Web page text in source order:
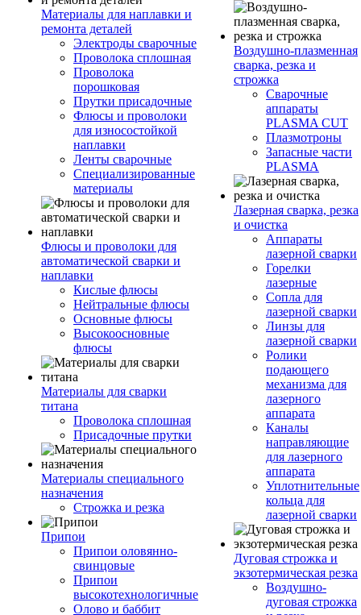
Материалы для наплавки и
ремонта деталей
Электроды сварочные
Проволока сплошная
Проволока
порошковая
Прутки присадочные
Флюсы и проволоки
для износостойкой
наплавки
Ленты сварочные
Специализированные
материалы
Флюсы и проволоки для
автоматической сварки и
наплавки
Кислые флюсы
Нейтральные флюсы
Основные флюсы
Высокоосновные
флюсы
Материалы для сварки
титана
Проволока сплошная
Присадочные прутки
Материалы специального
назначения
Строжка и резка
Припои
Припои оловянно-
свинцовые
Припои
высокотехнологичные
Олово и баббит
Воздушно-плазменная
сварка, резка и
строжка
Сварочные
аппараты
PLASMA CUT
Плазмотроны
Запасные части
PLASMA
Лазерная сварка, резка
и очистка
Аппараты
лазерной сварки
Горелки
лазерные
Сопла для
лазерной сварки
Линзы для
лазерной сварки
Ролики
подающего
механизма для
лазерного
аппарата
Каналы
направляющие
для лазерного
аппарата
Уплотнительные
кольца для
лазерной сварки
Дуговая строжка и
экзотермическая резка
Воздушно-
дуговая строжка